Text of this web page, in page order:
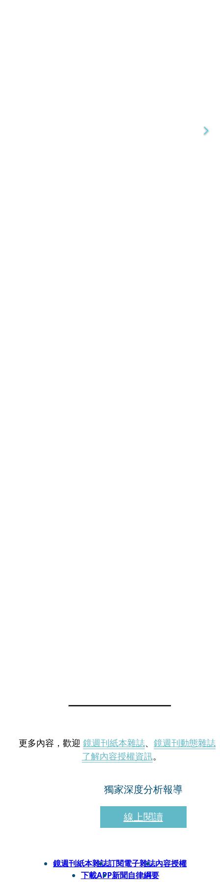
更多內容，歡迎 鏡週刊紙本雜誌、 鏡週刊動態雜誌
了解內容授權資訊。
獨家深度分析報導
線上閱讀
鏡週刊紙本雜誌訂閱電子雜誌內容授權
下載APP新聞自律綱要